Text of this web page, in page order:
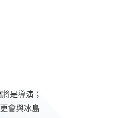
是導演；
會與冰島